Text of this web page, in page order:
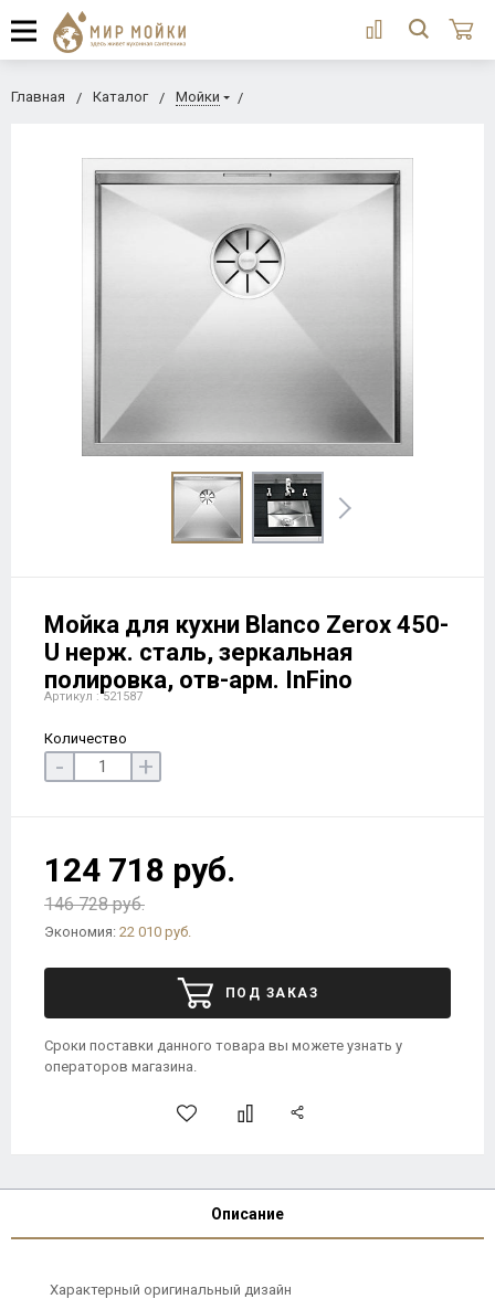
Главная Каталог Мойки
Мойка для кухни Blanco Zerox 450-
U нерж. сталь, зеркальная
полировка, отв-арм. InFino
Артикул : 521587
Количество
- +
124 718 руб.
146 728 руб.
Экономия: 22 010 руб.
ПОД ЗАКАЗ
Сроки поставки данного товара вы можете узнать у
операторов магазина.
Описание
Характерный оригинальный дизайн